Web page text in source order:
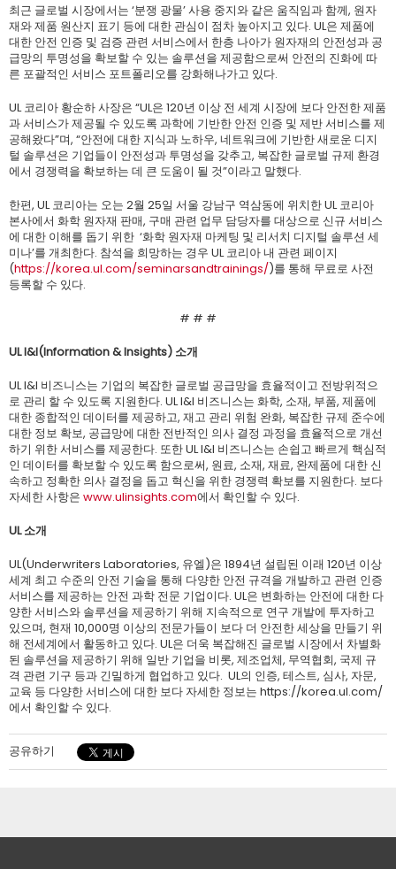
최근 글로벌 시장에서는 ‘분쟁 광물’ 사용 중지와 같은 움직임과 함께, 원자
재와 제품 원산지 표기 등에 대한 관심이 점차 높아지고 있다. UL은 제품에
대한 안전 인증 및 검증 관련 서비스에서 한층 나아가 원자재의 안전성과 공
급망의 투명성을 확보할 수 있는 솔루션을 제공함으로써 안전의 진화에 따
른 포괄적인 서비스 포트폴리오를 강화해나가고 있다.
UL 코리아 황순하 사장은 “UL은 120년 이상 전 세계 시장에 보다 안전한 제품
과 서비스가 제공될 수 있도록 과학에 기반한 안전 인증 및 제반 서비스를 제
공해왔다”며, “안전에 대한 지식과 노하우, 네트워크에 기반한 새로운 디지
털 솔루션은 기업들이 안전성과 투명성을 갖추고, 복잡한 글로벌 규제 환경
에서 경쟁력을 확보하는 데 큰 도움이 될 것”이라고 말했다.
한편, UL 코리아는 오는 2월 25일 서울 강남구 역삼동에 위치한 UL 코리아
본사에서 화학 원자재 판매, 구매 관련 업무 담당자를 대상으로 신규 서비스
에 대한 이해를 돕기 위한 ‘화학 원자재 마케팅 및 리서치 디지털 솔루션 세
미나’를 개최한다. 참석을 희망하는 경우 UL 코리아 내 관련 페이지
(https://korea.ul.com/seminarsandtrainings/)를 통해 무료로 사전
등록할 수 있다.
# # #
UL I&I(Information & Insights) 소개
UL I&I 비즈니스는 기업의 복잡한 글로벌 공급망을 효율적이고 전방위적으
로 관리 할 수 있도록 지원한다. UL I&I 비즈니스는 화학, 소재, 부품, 제품에
대한 종합적인 데이터를 제공하고, 재고 관리 위험 완화, 복잡한 규제 준수에
대한 정보 확보, 공급망에 대한 전반적인 의사 결정 과정을 효율적으로 개선
하기 위한 서비스를 제공한다. 또한 UL I&I 비즈니스는 손쉽고 빠르게 핵심적
인 데이터를 확보할 수 있도록 함으로써, 원료, 소재, 재료, 완제품에 대한 신
속하고 정확한 의사 결정을 돕고 혁신을 위한 경쟁력 확보를 지원한다. 보다
자세한 사항은 www.ulinsights.com에서 확인할 수 있다.
UL 소개
UL(Underwriters Laboratories, 유엘)은 1894년 설립된 이래 120년 이상
세계 최고 수준의 안전 기술을 통해 다양한 안전 규격을 개발하고 관련 인증
서비스를 제공하는 안전 과학 전문 기업이다. UL은 변화하는 안전에 대한 다
양한 서비스와 솔루션을 제공하기 위해 지속적으로 연구 개발에 투자하고
있으며, 현재 10,000명 이상의 전문가들이 보다 더 안전한 세상을 만들기 위
해 전세계에서 활동하고 있다. UL은 더욱 복잡해진 글로벌 시장에서 차별화
된 솔루션을 제공하기 위해 일반 기업을 비롯, 제조업체, 무역협회, 국제 규
격 관련 기구 등과 긴밀하게 협업하고 있다. UL의 인증, 테스트, 심사, 자문,
교육 등 다양한 서비스에 대한 보다 자세한 정보는 https://korea.ul.com/
에서 확인할 수 있다.
공유하기